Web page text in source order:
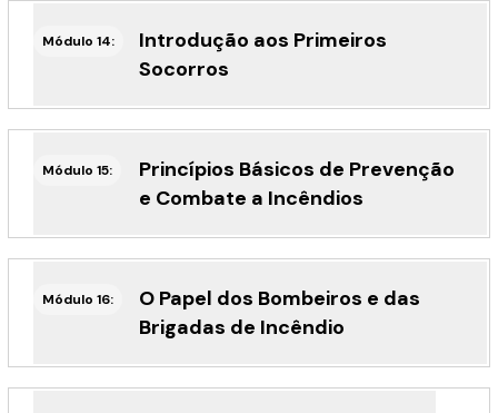
Módulo 14:
Introdução aos Primeiros
Socorros
Módulo 15:
Princípios Básicos de Prevenção
e Combate a Incêndios
Módulo 16:
O Papel dos Bombeiros e das
Brigadas de Incêndio